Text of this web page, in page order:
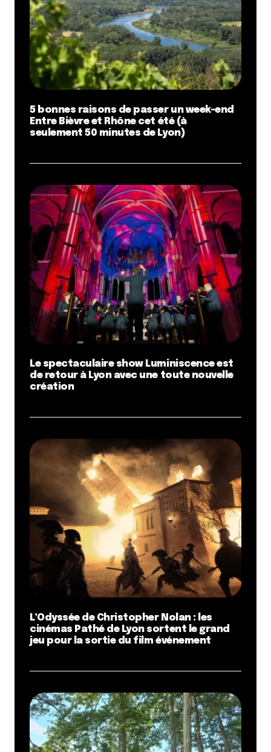
5 bonnes raisons de passer un week-end
Entre Bièvre et Rhône cet été (à
seulement 50 minutes de Lyon)
Le spectaculaire show Luminiscence est
de retour à Lyon avec une toute nouvelle
création
L’Odyssée de Christopher Nolan : les
cinémas Pathé de Lyon sortent le grand
jeu pour la sortie du film événement